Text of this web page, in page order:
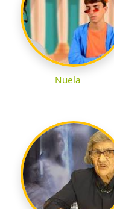
Nuela